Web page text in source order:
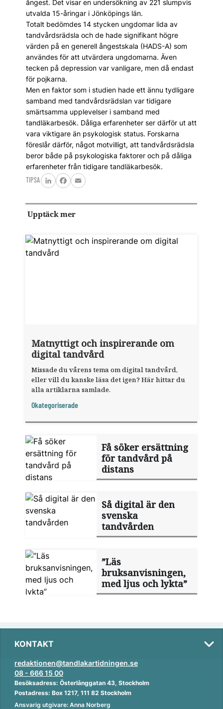
ångest. Det visar en undersökning av 221 slumpvis
utvalda 15-åringar i Jönköpings län.
Totalt bedömdes 14 stycken ungdomar lida av
tandvårdsrädsla och de hade signifikant högre
värden på en generell ångestskala (HADS-A) som
användes för att utvärdera ungdomarna. Även
tecken på depression var vanligare, men då endast
för pojkarna.
Men en faktor som i studien hade ett ännu tydligare
samband med tandvårdsrädslan var tidigare
smärtsamma upplevelser i samband med
tandläkarbesök. Dåliga erfarenheter ser därför ut att
vara viktigare än psykologisk status. Forskarna
föreslår därför, något motvilligt, att tandvårdsrädsla
beror både på psykologiska faktorer och på dåliga
erfarenheter från tidigare tandläkarbesök.
TIPSA
LinkedInFacebook
Email
Upptäck mer
Matnyttigt och inspirerande om
digital tandvård
Missade du vårens tema om digital tandvård,
eller vill du kanske läsa det igen? Här hittar du
alla artiklarna samlade.
Okategoriserade
Få söker ersättning
för tandvård på
distans
Så digital är den
svenska
tandvården
”Läs
bruksanvisningen,
med ljus och lykta”
KONTAKT
redaktionen@tandlakartidningen.se
08 - 666 15 00
Besöksadress: Österlånggatan 43, Stockholm
Postadress: Box 1217, 111 82 Stockholm
Ansvarig utgivare: Anna Norberg